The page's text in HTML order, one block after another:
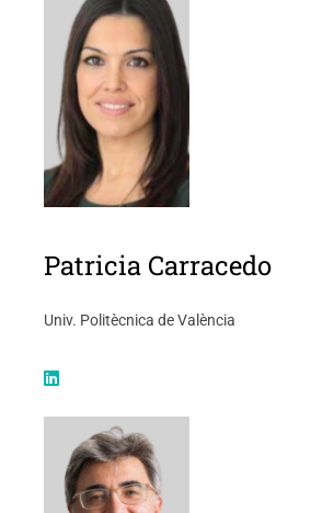
Patricia Carracedo
Univ. Politècnica de València